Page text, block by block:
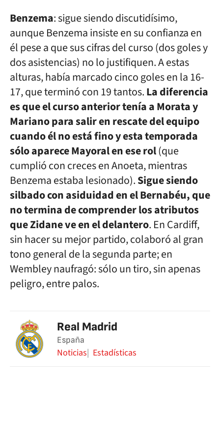
Benzema: sigue siendo discutidísimo,
aunque Benzema insiste en su confianza en
él pese a que sus cifras del curso (dos goles y
dos asistencias) no lo justifiquen. A estas
alturas, había marcado cinco goles en la 16-
17, que terminó con 19 tantos.La diferencia
es que el curso anterior tenía a Morata y
Mariano para salir en rescate del equipo
cuando él no está fino y esta temporada
sólo aparece Mayoral en ese rol(que
cumplió con creces en Anoeta, mientras
Benzema estaba lesionado).Sigue siendo
silbado con asiduidad en el Bernabéu, que
no termina de comprender los atributos
que Zidane ve en el delantero. En Cardiff,
sin hacer su mejor partido, colaboró al gran
tono general de la segunda parte; en
Wembley naufragó: sólo un tiro, sin apenas
peligro, entre palos.
Real Madrid
España
Noticias Estadísticas